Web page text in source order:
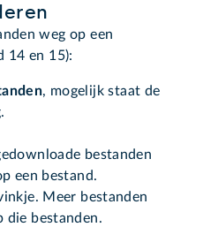
weg op een
14 en 15):
, mogelijk staat de
bestanden
een bestand.
Meer bestanden
die bestanden.